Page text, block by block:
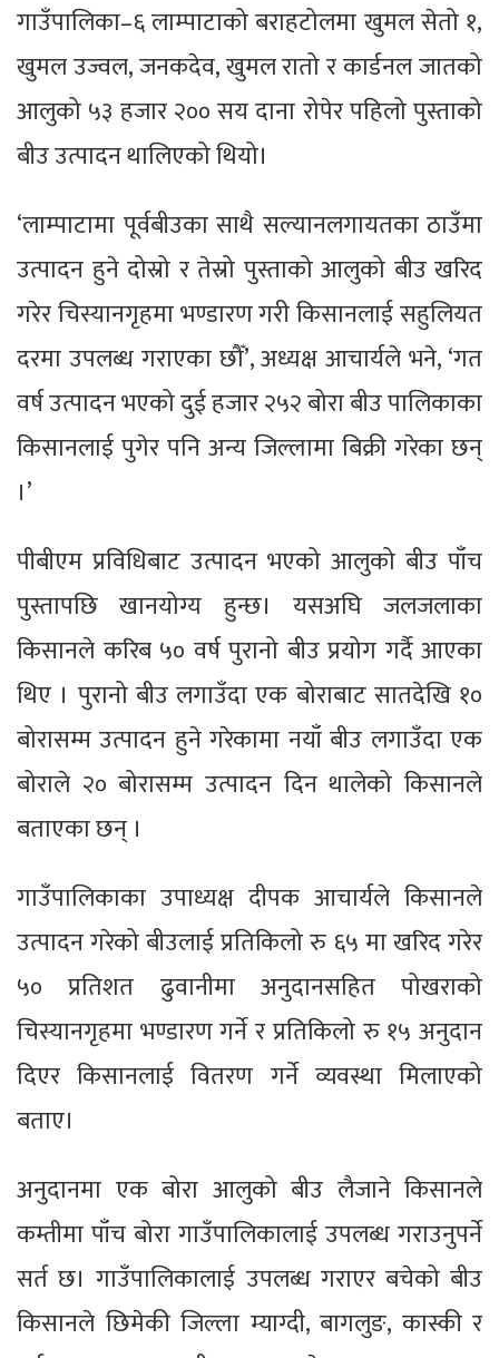
गाउँपालिका–६ लाम्पाटाको बराहटोलमा खुमल सेतो १,
खुमल उज्वल, जनकदेव, खुमल रातो र कार्डनल जातको
आलुको ५३ हजार २०० सय दाना रोपेर पहिलो पुस्ताको
बीउ उत्पादन थालिएको थियो।
‘लाम्पाटामा पूर्वबीउका साथै सल्यानलगायतका ठाउँमा
उत्पादन हुने दोस्रो र तेस्रो पुस्ताको आलुको बीउ खरिद
गरेर चिस्यानगृहमा भण्डारण गरी किसानलाई सहुलियत
दरमा उपलब्ध गराएका छौँ’, अध्यक्ष आचार्यले भने, ‘गत
वर्ष उत्पादन भएको दुई हजार २५२ बोरा बीउ पालिकाका
किसानलाई पुगेर पनि अन्य जिल्लामा बिक्री गरेका छन्
।’
पीबीएम प्रविधिबाट उत्पादन भएको आलुको बीउ पाँच
पुस्तापछि खानयोग्य हुन्छ। यसअघि जलजलाका
किसानले करिब ५० वर्ष पुरानो बीउ प्रयोग गर्दै आएका
थिए । पुरानो बीउ लगाउँदा एक बोराबाट सातदेखि १०
बोरासम्म उत्पादन हुने गरेकामा नयाँ बीउ लगाउँदा एक
बोराले २० बोरासम्म उत्पादन दिन थालेको किसानले
बताएका छन् ।
गाउँपालिकाका उपाध्यक्ष दीपक आचार्यले किसानले
उत्पादन गरेको बीउलाई प्रतिकिलो रु ६५ मा खरिद गरेर
५० प्रतिशत ढुवानीमा अनुदानसहित पोखराको
चिस्यानगृहमा भण्डारण गर्ने र प्रतिकिलो रु १५ अनुदान
दिएर किसानलाई वितरण गर्ने व्यवस्था मिलाएको
बताए।
अनुदानमा एक बोरा आलुको बीउ लैजाने किसानले
कम्तीमा पाँच बोरा गाउँपालिकालाई उपलब्ध गराउनुपर्ने
सर्त छ। गाउँपालिकालाई उपलब्ध गराएर बचेको बीउ
किसानले छिमेकी जिल्ला म्याग्दी, बागलुङ, कास्की र